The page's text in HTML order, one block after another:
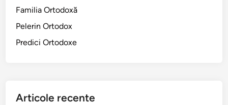
Familia Ortodoxă
Pelerin Ortodox
Predici Ortodoxe
Articole recente